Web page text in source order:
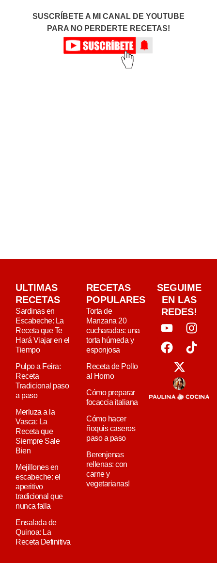
SUSCRÍBETE A MI CANAL DE YOUTUBE
PARA NO PERDERTE RECETAS!
ULTIMAS
RECETAS
Sardinas en
Escabeche: La
Receta que Te
Hará Viajar en el
Tiempo
Pulpo a Feira:
Receta
Tradicional paso
a paso
Merluza a la
Vasca: La
Receta que
Siempre Sale
Bien
Mejillones en
escabeche: el
aperitivo
tradicional que
nunca falla
Ensalada de
Quinoa: La
Receta Definitiva
RECETAS
POPULARES
Torta de
Manzana 20
cucharadas: una
torta húmeda y
esponjosa
Receta de Pollo
al Horno
Cómo preparar
focaccia italiana
Cómo hacer
ñoquis caseros
paso a paso
Berenjenas
rellenas: con
carne y
vegetarianas!
SEGUIME
EN LAS
REDES!